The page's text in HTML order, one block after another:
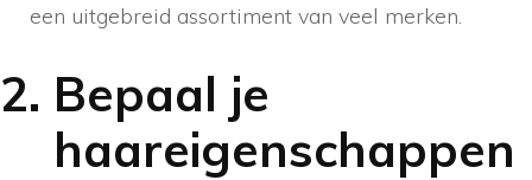
een uitgebreid assortiment van veel merken.
Bepaal je
haareigenschappen